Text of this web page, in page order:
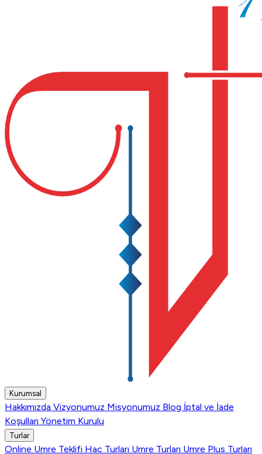
Kurumsal
Hakkımızda Vizyonumuz Misyonumuz Blog İptal ve İade
Koşulları Yönetim Kurulu
Turlar
Online Umre Teklifi Hac Turları Umre Turları Umre Plus Turları